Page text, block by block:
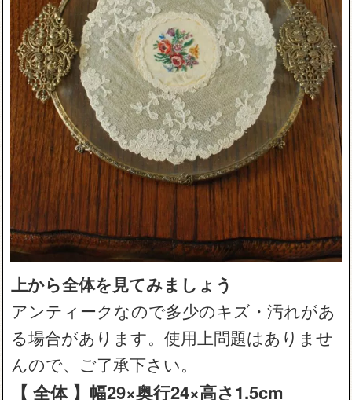
上から全体を見てみましょう
アンティークなので多少のキズ・汚れがあ
る場合があります。使用上問題はありませ
んので、ご了承下さい。
【 全体 】幅29×奥行24×高さ1.5cm